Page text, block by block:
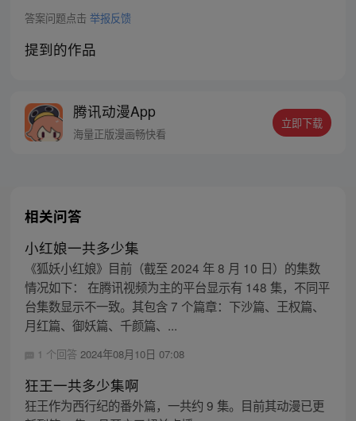
答案问题点击 举报反馈
提到的作品
腾讯动漫App
海量正版漫画畅快看
立即下载
相关问答
小红娘一共多少集
《狐妖小红娘》目前（截至 2024 年 8 月 10 日）的集数
情况如下： 在腾讯视频为主的平台显示有 148 集，不同平
台集数显示不一致。其包含 7 个篇章：下沙篇、王权篇、
月红篇、御妖篇、千颜篇、...
1 个回答 2024年08月10日 07:08
狂王一共多少集啊
狂王作为西行纪的番外篇，一共约 9 集。目前其动漫已更